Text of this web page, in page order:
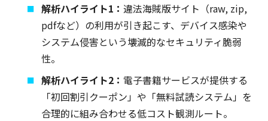
解析ハイライト1：違法海賊版サイト（raw, zip,
pdfなど）の利用が引き起こす、デバイス感染や
システム侵害という壊滅的なセキュリティ脆弱
性。
解析ハイライト2： 電子書籍サービスが提供する
「初回割引クーポン」や「無料試読システム」を
合理的に組み合わせる低コスト観測ルート。